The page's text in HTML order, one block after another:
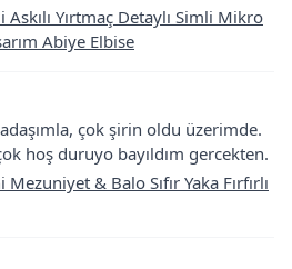
Askılı Yırtmaç Detaylı Simli Mikro
Abiye Elbise
çok şirin oldu üzerimde.
hoş duruyo bayıldım gercekten.
& Balo Sıfır Yaka Fırfırlı